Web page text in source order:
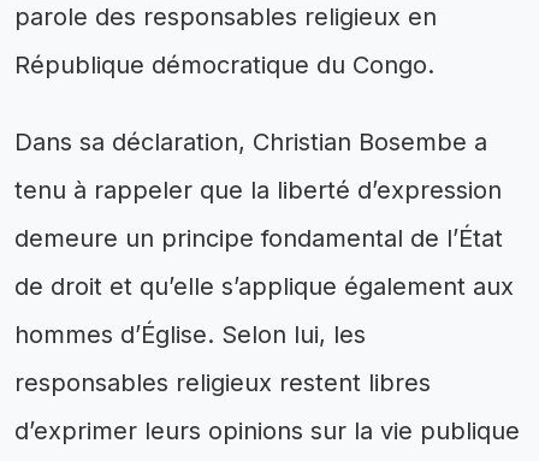
parole des responsables religieux en
République démocratique du Congo.
Dans sa déclaration, Christian Bosembe a
tenu à rappeler que la liberté d’expression
demeure un principe fondamental de l’État
de droit et qu’elle s’applique également aux
hommes d’Église. Selon lui, les
responsables religieux restent libres
d’exprimer leurs opinions sur la vie publique